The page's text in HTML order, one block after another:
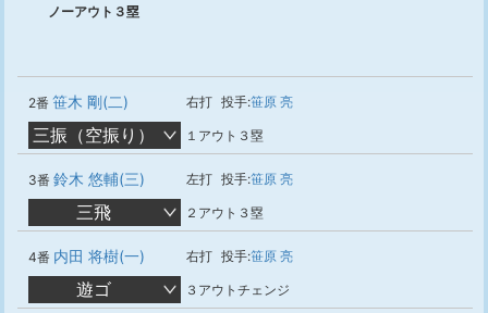
ノーアウト３塁
2番 笹木 剛(二) 右打 投手:笹原 亮
三振（空振り） １アウト３塁
3番 鈴木 悠輔(三) 左打 投手:笹原 亮
三飛 ２アウト３塁
4番 内田 将樹(一) 右打 投手:笹原 亮
遊ゴ ３アウトチェンジ